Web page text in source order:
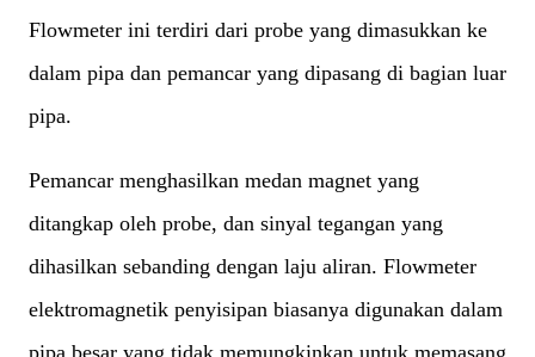
Flowmeter ini terdiri dari probe yang dimasukkan ke
dalam pipa dan pemancar yang dipasang di bagian luar
pipa.
Pemancar menghasilkan medan magnet yang
ditangkap oleh probe, dan sinyal tegangan yang
dihasilkan sebanding dengan laju aliran. Flowmeter
elektromagnetik penyisipan biasanya digunakan dalam
pipa besar yang tidak memungkinkan untuk memasang